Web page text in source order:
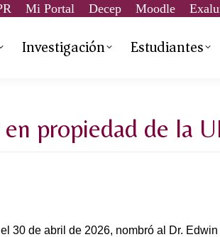
Mi Portal Decep Moodle
Investigación Estudiantes
propiedad de la
30 de abril de 2026, nombró al Dr.